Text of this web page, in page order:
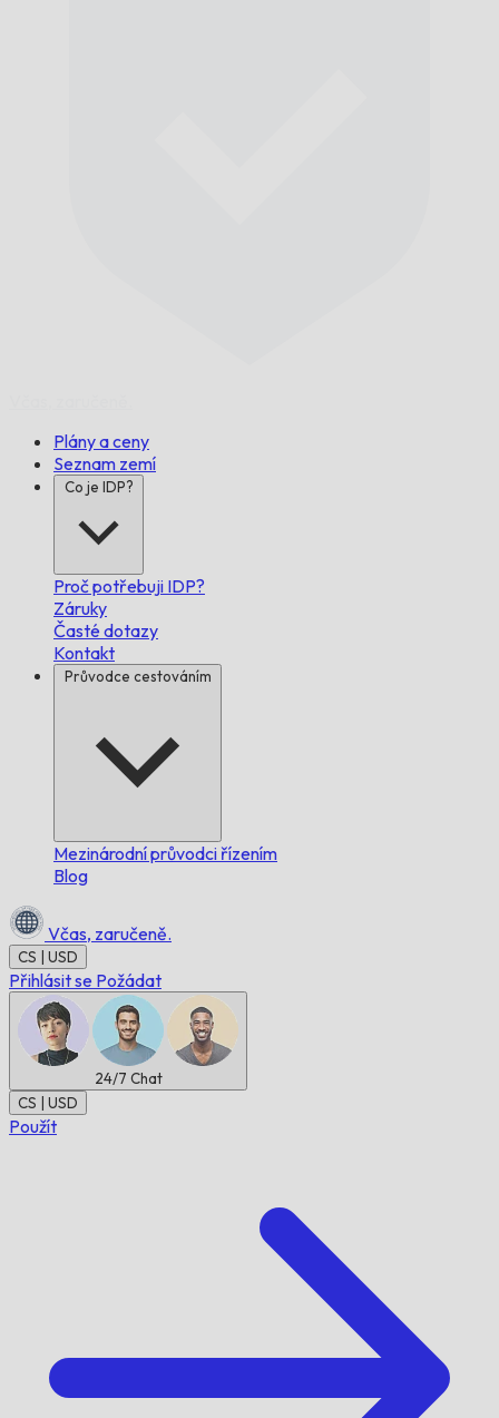
Plány a ceny
Seznam zemí
Co je IDP?
Proč potřebuji IDP?
Záruky
Časté dotazy
Kontakt
Průvodce cestováním
Mezinárodní průvodci řízením
Blog
Včas, zaručeně.
CS | USD
Přihlásit se Požádat
24/7 Chat
CS | USD
Použít